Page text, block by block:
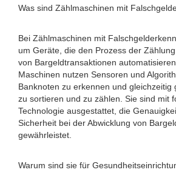
Was sind Zählmaschinen mit
Bei Zählmaschinen mit
um Geräte, die den Prozess der
von Bargeldtransaktionen
Maschinen nutzen Sensoren und
Banknoten zu erkennen und gleichzeitig
zu sortieren und zu zählen. Sie sind mit
Technologie ausgestattet, die
Sicherheit bei der Abwicklung von
gewährleistet.
Warum sind sie für